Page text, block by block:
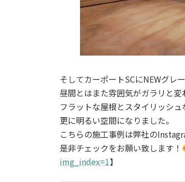
そしてカーポートSCにNEWグレ
昼間とはまた雰囲気がガラリと
フラットな屋根とスタイリッシ
更に明るい空間になりました。
こちらの施工事例は弊社の
是非チェックをお願い致します！
img_index=1】